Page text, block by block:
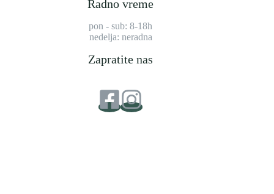
Radno vreme
pon - sub: 8-18h
nedelja: neradna
Zapratite nas